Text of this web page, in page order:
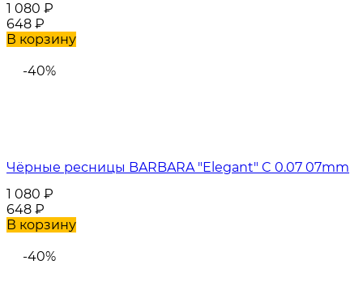
1 080 ₽
648 ₽
В корзину
-40%
Чёрные ресницы BARBARA "Elegant" C 0.07 07mm
1 080 ₽
648 ₽
В корзину
-40%